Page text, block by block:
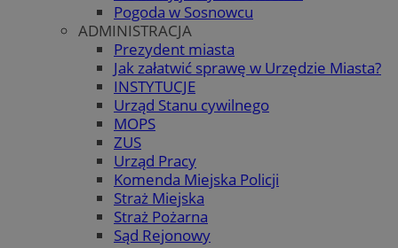
Pogoda w Sosnowcu
ADMINISTRACJA
Prezydent miasta
Jak załatwić sprawę w Urzędzie Miasta?
INSTYTUCJE
Urząd Stanu cywilnego
MOPS
ZUS
Urząd Pracy
Komenda Miejska Policji
Straż Miejska
Straż Pożarna
Sąd Rejonowy